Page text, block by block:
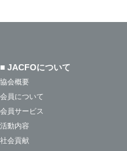
■ JACFOについて
協会概要
会員について
会員サービス
活動内容
社会貢献